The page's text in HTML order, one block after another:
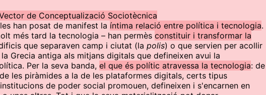
de Conceptualizació Sociotècnica
han posat de manifest la íntima relació entre política i tecnologia.
més tard la tecnologia – han permès constituir i transformar la
que separaven camp i ciutat (la polis) o que servien per acollir
Grecia antiga als mitjans digitals que defineixen avui la
Per la seva banda, el que és polític atravessa la tecnologia: de
les piràmides a la de les plataformes digitals, certs tipus
de poder social promouen, defineixen i s'encarnen en